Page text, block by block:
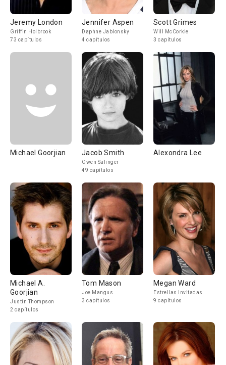
Jeremy London
Griffin Holbrook
73 capítulos
Jennifer Aspen
Daphne Jablonsky
4 capítulos
Scott Grimes
Will McCorkle
3 capítulos
Michael Goorjian Jacob Smith
Owen Salinger
49 capítulos
Alexondra Lee
Michael A.
Goorjian
Justin Thompson
2 capítulos
Tom Mason
Joe Mangus
3 capítulos
Megan Ward
Estrellas Invitadas
9 capítulos